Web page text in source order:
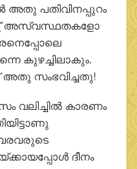
അതു പതിവിനപ്പുറം
അസ്വസ്ഥതകളോ
കുഴച്ചിലാകും.
സംഭവിച്ചതു!
വലിച്ചില്‍ കാരണം
ദീനം